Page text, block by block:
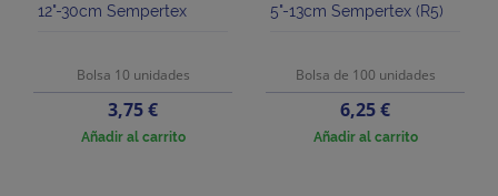
12"-30cm Sempertex
Bolsa 10 unidades
Precio
3,75 €
Añadir al carrito
5"-13cm Sempertex (R5)
Bolsa de 100 unidades
Precio
6,25 €
Añadir al carrito